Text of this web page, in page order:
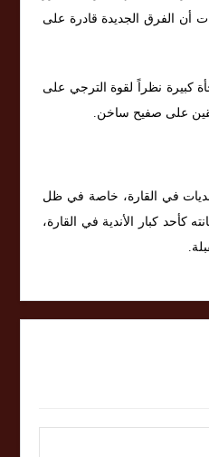
أن الفرق الجديدة قادرة على
كبيرة نظراً لقوة الترجي على
على صفيح ساخن.
في القارة، خاصة في ظل
كأحد كبار الأندية في القارة،